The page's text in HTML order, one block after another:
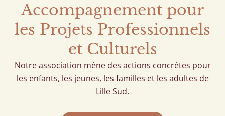
Accompagnement pour
les Projets Professionnels
et Culturels
Notreassociation mène des actions concrètes pour
les enfants, les jeunes, les familles et les adultes de
LilleSud.